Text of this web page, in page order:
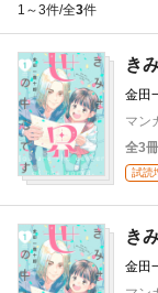
1～3件/全3件
き
金田
マン
全3冊
試読
き
金田